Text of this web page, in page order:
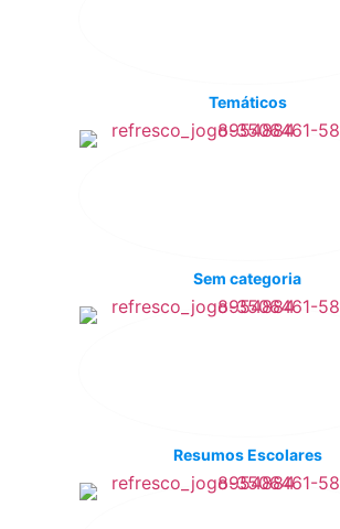
Temáticos
Sem categoria
Resumos Escolares